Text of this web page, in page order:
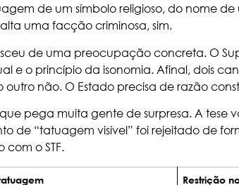
de um símbolo religioso, do nome
uma facção criminosa, sim.
de uma preocupação concreta. O
e o princípio da isonomia. Afinal, dois
não. O Estado precisa de razão
pega muita gente de surpresa. A
de “tatuagem visível” foi rejeitado de
o STF.
Restrição